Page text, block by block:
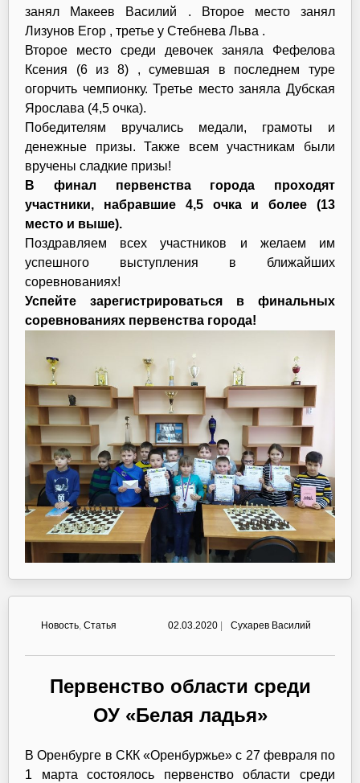
занял Макеев Василий . Второе место занял
Лизунов Егор , третье у Стебнева Льва .
Второе место среди девочек заняла Фефелова
Ксения (6 из 8) , сумевшая в последнем туре
огорчить чемпионку. Третье место заняла Дубская
Ярослава (4,5 очка).
Победителям вручались медали, грамоты и
денежные призы. Также всем участникам были
вручены сладкие призы!
В финал первенства города проходят
участники, набравшие 4,5 очка и более (13
место и выше).
Поздравляем всех участников и желаем им
успешного выступления в ближайших
соревнованиях!
Успейте зарегистрироваться в финальных
соревнованиях первенства города!
Новость, Статья 02.03.2020 Сухарев Василий
Первенство области среди
ОУ «Белая ладья»
В Оренбурге в СКК «Оренбуржье» с 27 февраля по
1 марта состоялось первенство области среди